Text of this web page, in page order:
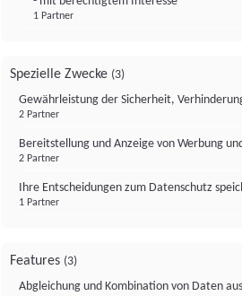
1 Partner
Spezielle Zwecke (3)
Gewährleistung der Sicherheit,
2 Partner
Bereitstellung und Anzeige von Werbung
2 Partner
Ihre Entscheidungen zum Datenschutz
1 Partner
Features (3)
Abgleichung und Kombination von Daten